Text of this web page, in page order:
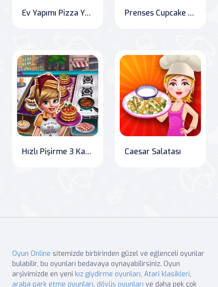
Ev Yapımı Pizza Yapma Prenses Cupcake Yapıyor
Hızlı Pişirme 3 Kaburga ve Pancake Caesar Salatası
Oyun Online sitemizde birbirinden güzel ve eğlenceli oyunlar
bulabilir, bu oyunları bedavaya oynayabilirsiniz. Oyun
arşivimizde en yeni kız giydirme oyunları, Atari klasikleri,
araba park etme oyunları, dövüş oyunları ve daha pek çok